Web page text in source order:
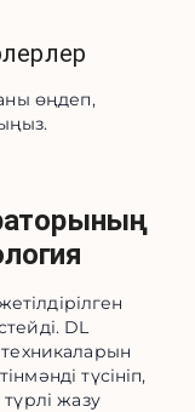
өңдеп,
DL
түсініп,
жазу